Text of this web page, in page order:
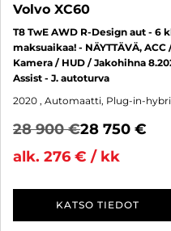
Volvo XC60
T8 TwE AWD R-Design aut -
maksuaikaa! - NÄYTTÄVÄ,
Kamera / HUD / Jakohihna
Assist - J. autoturva
2020 , Automaatti, Plug-in-
28 900 €28 750 €
alk. 276 € / kk
KATSO TIEDOT